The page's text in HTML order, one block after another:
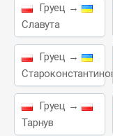
Груец →
Славута
Груец →
Староконстантинов
Груец →
Тарнув